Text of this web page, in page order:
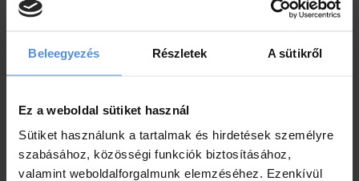
Beleegyezés Részletek A sütikről
Ez a weboldal sütiket használ
Sütiket használunk a tartalmak és hirdetések személyre
szabásához, közösségi funkciók biztosításához,
valamint weboldalforgalmunk elemzéséhez. Ezenkívül
összejövetelek, lakodalmak lebonyolítására is. Kérjen